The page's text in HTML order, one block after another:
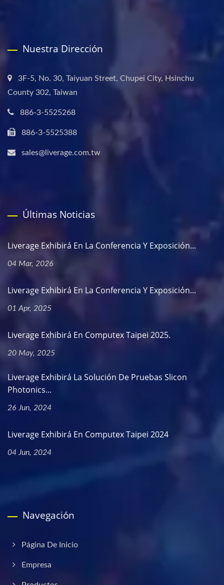
Nuestra Dirección
3F-5, No. 30, Taiyuan Street, Chupei City, Hsinchu
County 302, Taiwan
886-3-5525268
886-3-5525388
sales@liverage.com.tw
Últimas Noticias
Liverage Exhibirá En La Conferencia Y Exposición...
04 Mar, 2026
Liverage Exhibirá En La Conferencia Y Exposición...
01 Apr, 2025
Liverage Exhibirá En Computex Taipei 2025.
20 May, 2025
Liverage Exhibirá La Solución De Pruebas Slicon
Photonics...
26 Jun, 2024
Liverage Exhibirá En Computex Taipei 2024
04 Jun, 2024
Navegación
Página De Inicio
Empresa